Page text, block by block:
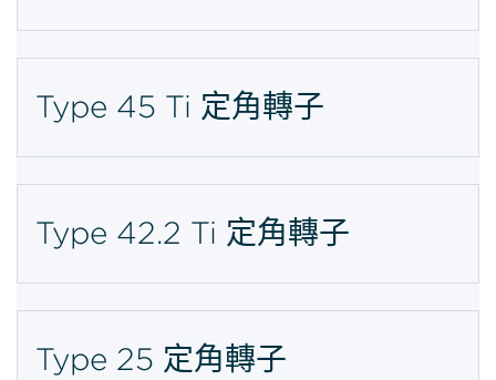
Type 45 Ti 定角轉子
Type 42.2 Ti 定角轉子
Type 25 定角轉子